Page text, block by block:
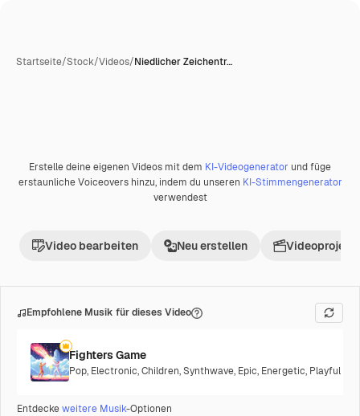
Startseite/Stock/Videos/Niedlicher Zeichentr…
Erstelle deine eigenen Videos mit dem KI-Videogenerator und füge
erstaunliche Voiceovers hinzu, indem du unseren KI-Stimmengenerator
verwendest
Video bearbeiten Neu erstellen Videoprojekt
Empfohlene Musik für dieses Video
Fighters Game
Pop, Electronic,Children,Synthwave, Epic, Energetic, Playful
Entdeckeweitere Musik-Optionen